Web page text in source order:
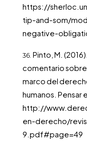
https://
tip-and-som/
negative-
Pinto, M.
comentario sobre
marco del
humanos. Pensar
http://
en-derecho/
9.pdf#page=49